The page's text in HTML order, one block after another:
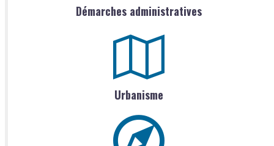
Démarches administratives
Urbanisme